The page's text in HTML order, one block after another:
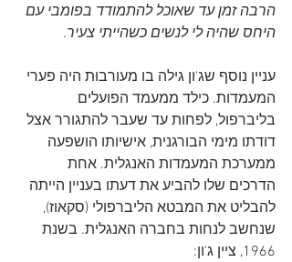
הרבה זמן עד שאוכל להתמודד בפומבי עם
היחס שהיה לי לנשים כשהייתי צעיר.
עניין נוסף שג'ון גילה בו מעורבות היה פערי
המעמדות. כילד ממעמד הפועלים
בליברפול, לפחות עד שעבר להתגורר אצל
דודתו מימי הבורגנית, אישיותו הושפעה
ממערכת המעמדות האנגלית. אחת
הדרכים שלו להביע את דעתו בעניין הייתה
להבליט את המבטא הליברפולי (סקאוז),
שנחשב לנחות בחברה האנגלית. בשנת
1966, ציין ג'ון: